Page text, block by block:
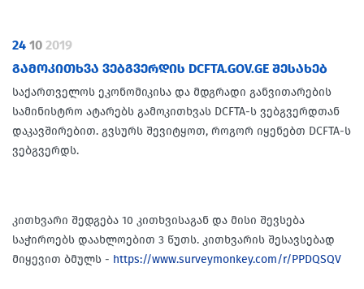
24 10 2019
ᲒᲐᲛᲝᲙᲘᲗᲮᲕᲐ ᲕᲔᲑᲒᲕᲔᲠᲓᲘᲡ DCFTA.GOV.GE ᲨᲔᲡᲐᲮᲔᲑ
საქართველოს ეკონომიკისა და მდგრადი განვითარების
სამინისტრო ატარებს გამოკითხვას DCFTA-ს ვებგვერდთან
დაკავშირებით. გვსურს შევიტყოთ, როგორ იყენებთ DCFTA-ს
ვებგვერდს.
კითხვარი შედგება 10 კითხვისაგან და მისი შევსება
საჭიროებს დაახლოებით 3 წუთს. კითხვარის შესავსებად
მიყევით ბმულს - https://www.surveymonkey.com/r/PPDQSQV